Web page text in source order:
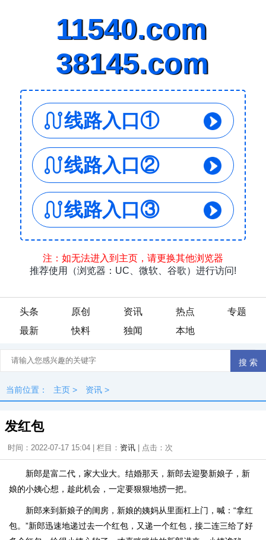
头条 原创 资讯 热点
专题
最新
快料 独闻 本地
当前位置： 主页 > 资讯 >
发红包
时间：2022-07-17 15:04 | 栏目： 资讯 | 点击： 次
新郎是富二代，家大业大。结婚那天，新郎去迎娶新娘子，新
娘的小姨心想，趁此机会，一定要狠狠地捞一把。
新郎来到新娘子的闺房，新娘的姨妈从里面杠上门，喊：“拿红
包。”新郎迅速地递过去一个红包，又递一个红包，接二连三给了好